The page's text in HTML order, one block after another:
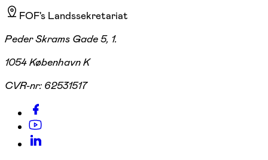
FOF's Landssekretariat
Peder Skrams Gade 5, 1.
1054 København K
CVR-nr: 62531517